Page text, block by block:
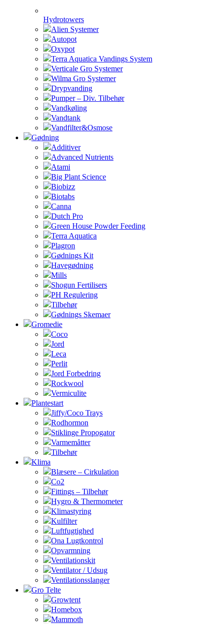
Hydrotowers
Alien Systemer
Autopot
Oxypot
Terra Aquatica Vandings System
Verticale Gro Systemer
Wilma Gro Systemer
Drypvanding
Pumper – Div. Tilbehør
Vandkøling
Vandtank
Vandfilter&Osmose
Gødning
Additiver
Advanced Nutrients
Atami
Big Plant Science
Biobizz
Biotabs
Canna
Dutch Pro
Green House Powder Feeding
Terra Aquatica
Plagron
Gødnings Kit
Havegødning
Mills
Shogun Fertilisers
PH Regulering
Tilbehør
Gødnings Skemaer
Gromedie
Coco
Jord
Leca
Perlit
Jord Forbedring
Rockwool
Vermiculite
Plantestart
Jiffy/Coco Trays
Rodhormon
Stiklinge Propogator
Varmemåtter
Tilbehør
Klima
Blæsere – Cirkulation
Co2
Fittings – Tilbehør
Hygro & Thermometer
Klimastyring
Kulfilter
Luftfugtighed
Ona Lugtkontrol
Opvarmning
Ventilationskit
Ventilator / Udsug
Ventilationsslanger
Gro Telte
Growtent
Homebox
Mammoth